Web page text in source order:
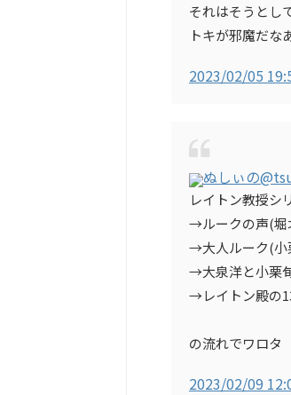
それはそうとし
トキが邪魔だな
2023/02/05
ぬしぃの
レイトン教授シ
→ルークの声(堀
→大人ルーク(小
→大泉洋と小栗
→レイトン殿の
の流れでワロタ
2023/02/09